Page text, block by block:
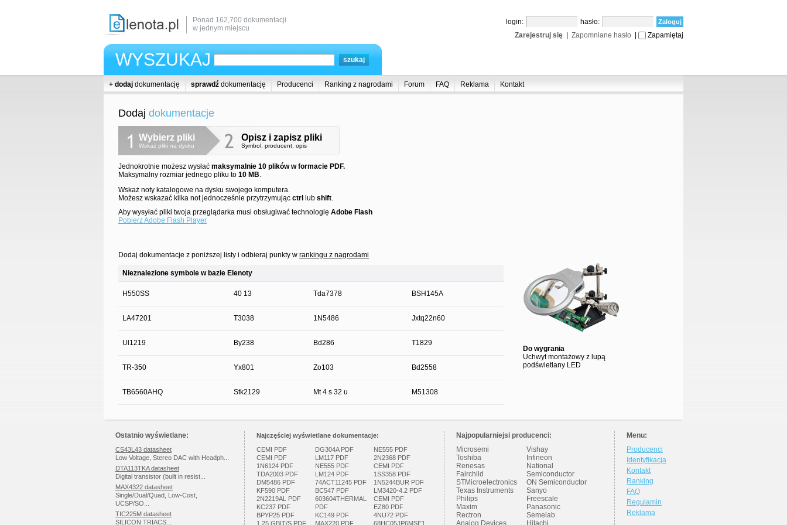
Ponad 162,700 dokumentacji
w jednym miejscu
login:
hasło:
Zarejestruj się
Zapomniane hasło Zapamiętaj
WYSZUKAJ
+ dodaj dokumentację sprawdź dokumentację Producenci Ranking z nagrodami Forum FAQ Reklama Kontakt
Dodaj dokumentacje
Wybierz pliki
Wskaż pliki na dysku
Opisz i zapisz pliki
Symbol, producent, opis
Jednokrotnie możesz wysłać maksymalnie 10 plików w formacie PDF.
Maksymalny rozmiar jednego pliku to 10 MB.
Wskaż noty katalogowe na dysku swojego komputera.
Możesz wskazać kilka not jednocześnie przytrzymując ctrl lub shift.
Aby wysyłać pliki twoja przeglądarka musi obsługiwać technologię Adobe Flash
Pobierz Adobe Flash Player
Dodaj dokumentacje z poniższej listy i odbieraj punkty w rankingu z nagrodami
Nieznalezione symbole w bazie Elenoty
H550SS 40 13 Tda7378 BSH145A
LA47201 T3038 1N5486 Jxtq22n60
Ul1219 By238 Bd286 T1829
TR-350 Yx801 Zo103 Bd2558
TB6560AHQ Stk2129 Mt 4 s 32 u M51308
Do wygrania
Uchwyt montażowy z lupą
podświetlany LED
Ostatnio wyświetlane:
CS43L43 datasheet
Low Voltage, Stereo DAC with Headph...
DTA113TKA datasheet
Digital transistor (built in resist...
MAX4322 datasheet
Single/Dual/Quad, Low-Cost,
UCSP/SO...
TIC225M datasheet
SILICON TRIACS...
Najczęściej wyświetlane dokumentacje:
CEMI PDF
CEMI PDF
1N6124 PDF
TDA2003 PDF
DM5486 PDF
KF590 PDF
2N2219AL PDF
KC237 PDF
BPYP25 PDF
1.25 GBIT/S PDF
DG304A PDF
LM117 PDF
NE555 PDF
LM124 PDF
74ACT11245 PDF
BC547 PDF
603604THERMAL
PDF
KC149 PDF
MAX220 PDF
NE555 PDF
2N2368 PDF
CEMI PDF
1SS358 PDF
1N5244BUR PDF
LM3420-4.2 PDF
CEMI PDF
EZ80 PDF
4NU72 PDF
68HC05JP6MSE1
Najpopularniejsi producenci:
Microsemi
Toshiba
Renesas
Fairchild
STMicroelectronics
Texas Instruments
Philips
Maxim
Rectron
Analog Devices
Vishay
Infineon
National
Semiconductor
ON Semiconductor
Sanyo
Freescale
Panasonic
Semelab
Hitachi
Menu:
Producenci
Identyfikacja
Kontakt
Ranking
FAQ
Regulamin
Reklama